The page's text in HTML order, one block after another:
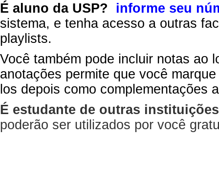
É aluno da USP?
informe seu
sistema, e tenha acesso a outras
playlists.
Você também pode incluir notas ao
anotações permite que você
los depois como complementações
É estudante de outras
poderão ser utilizados por você